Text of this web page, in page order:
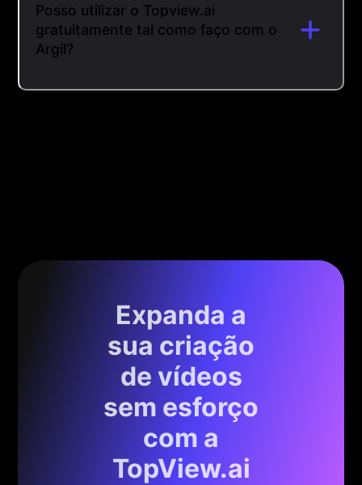
Posso utilizar o Topview.ai
gratuitamente tal como faço com o
Argil?
Expanda a
sua criação
de vídeos
sem esforço
com a
TopView.ai